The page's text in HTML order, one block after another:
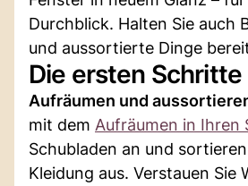
Durchblick. Halten Sie auch
und aussortierte Dinge
Die ersten Schritte
Aufräumen und
mit dem Aufräumen in Ihren
Schubladen an und
Kleidung aus. Verstauen Sie